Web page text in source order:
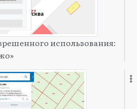
использования: